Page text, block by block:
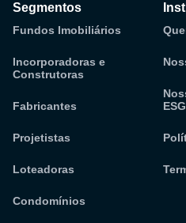
Segmentos
Fundos Imobiliários
Incorporadoras e
Construtoras
Fabricantes
Projetistas
Loteadoras
Condomínios
ESG